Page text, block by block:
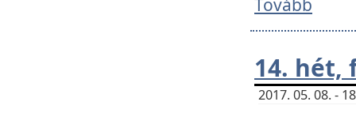
14. hét,
2017. 05. 08. -